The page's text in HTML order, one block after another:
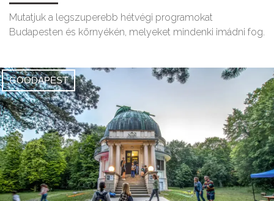
Mutatjuk a legszuperebb hétvégi programokat
Budapesten és környékén, melyeket mindenki imádni fog.
GOODAPEST